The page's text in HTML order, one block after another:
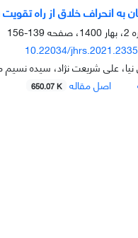
به انحراف خلاق از راه
139-156
10.22034/
علی شریعت نژاد، سیده
اصل مقاله 650.07 K